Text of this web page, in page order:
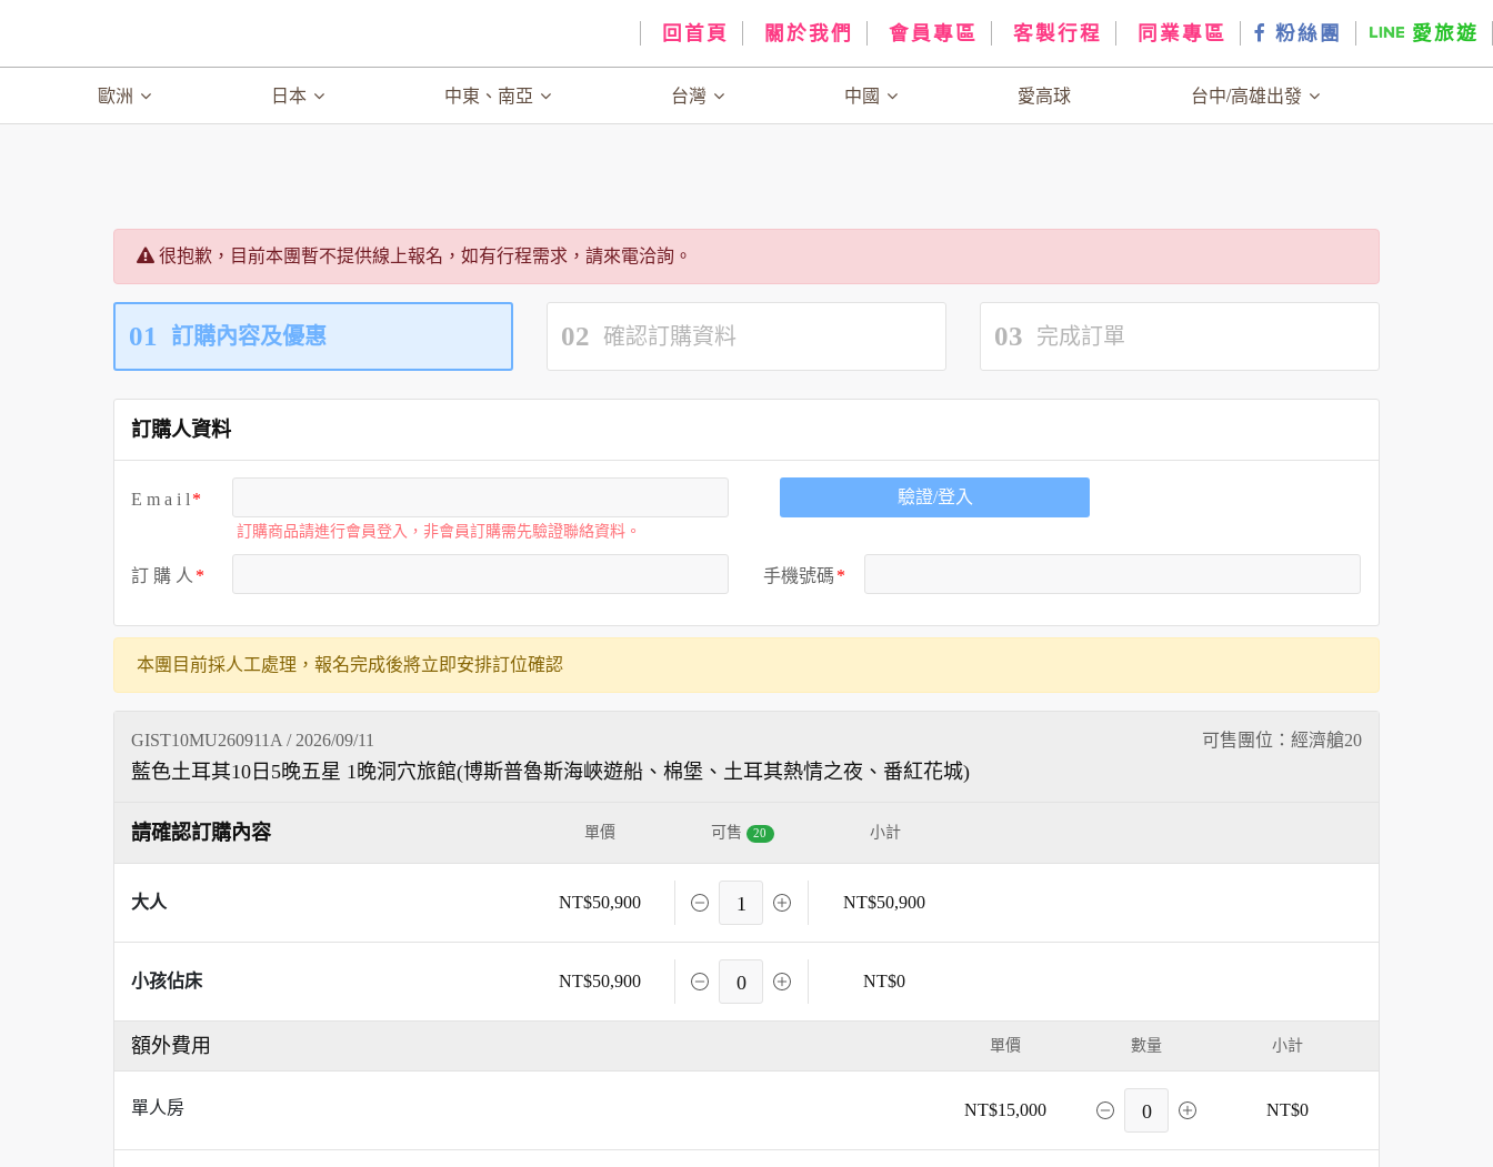
回首頁 關於我們 會員專區 客製行程 同業專區 粉絲團 愛旅遊
歐洲 日本 中東、南亞 台灣 中國 愛高球 台中/高雄出發
很抱歉，目前本團暫不提供線上報名，如有行程需求，請來電洽詢。
01 訂購內容及優惠 02 確認訂購資料 03 完成訂單
訂購人資料
E m a i l
訂購商品請進行會員登入，非會員訂購需先驗證聯絡資料。
驗證/登入
訂 購 人 手機號碼
本團目前採人工處理，報名完成後將立即安排訂位確認
GIST10MU260911A / 2026/09/11 可售團位：經濟艙20
藍色土耳其10日5晚五星 1晚洞穴旅館(博斯普魯斯海峽遊船、棉堡、土耳其熱情之夜、番紅花城)
請確認訂購內容 單價 可售 20 小計
大人 NT$50,900 1 NT$50,900
小孩佔床 NT$50,900 0 NT$0
額外費用 單價 數量 小計
單人房 NT$15,000 0 NT$0